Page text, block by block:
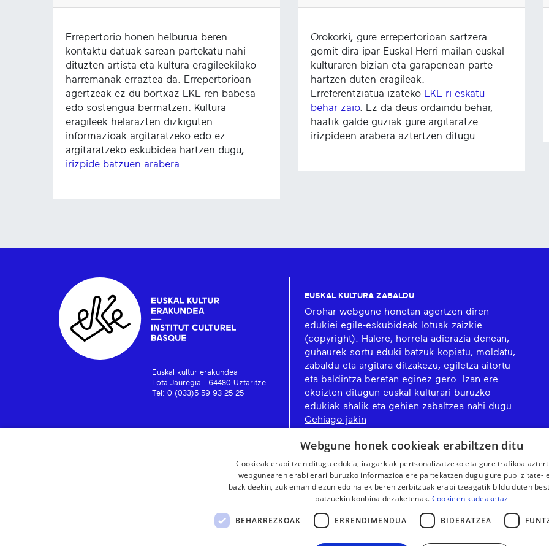
Errepertorio honen helburua beren
kontaktu datuak sarean partekatu nahi
dituzten artista eta kultura eragileekilako
harremanak erraztea da. Errepertorioan
agertzeak ez du bortxaz EKE-ren babesa
edo sostengua bermatzen. Kultura
eragileek helarazten dizkiguten
informazioak argitaratzeko edo ez
argitaratzeko eskubidea hartzen dugu,
irizpide batzuen arabera
Orokorki, gure errepertorioan sartzera
gomit dira ipar Euskal Herri mailan euskal
kulturaren bizian eta garapenean parte
hartzen duten eragileak.
Erreferentziatua izateko EKE-ri eskatu
behar zaio. Ez da deus ordaindu behar,
haatik galde guziak gure argitaratze
irizpideen arabera aztertzen ditugu.
Euskal kultur erakundea
Lota Jauregia - 64480 Uztaritze
Tel: 0 (033)5 59 93 25 25
EUSKAL KULTURA ZABALDU
Orohar webgune honetan agertzen diren
edukiei egile-eskubideak lotuak zaizkie
(copyright). Halere, horrela adierazia denean,
guhaurek sortu eduki batzuk kopiatu, moldatu,
zabaldu eta argitara ditzakezu, egiletza aitortu
eta baldintza beretan eginez gero. Izan ere
ekoizten ditugun euskal kulturari buruzko
edukiak ahalik eta gehien zabaltzea nahi dugu.
Gehiago jakin
Webgune honek cookieak erabiltzen ditu
Cookieak erabiltzen ditugu edukia, iragarkiak pertsonalizatzeko eta gure trafikoa
webgunearen erabilerari buruzko informazioa ere partekatzen dugu gure publizitate-
bazkideekin, zuk eman diezun edo haiek beren zerbitzuak erabiltzeagatik bildu duten
batzuekin konbina dezaketenak. Cookieen kudeaketaz
BEHARREZKOAK ERRENDIMENDUA BIDERATZEA